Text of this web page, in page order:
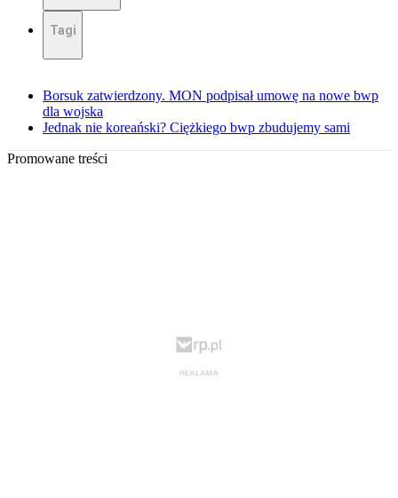
Tagi
Borsuk zatwierdzony. MON podpisał umowę na nowe bwp
dla wojska
Jednak nie koreański? Ciężkiego bwp zbudujemy sami
Promowane treści